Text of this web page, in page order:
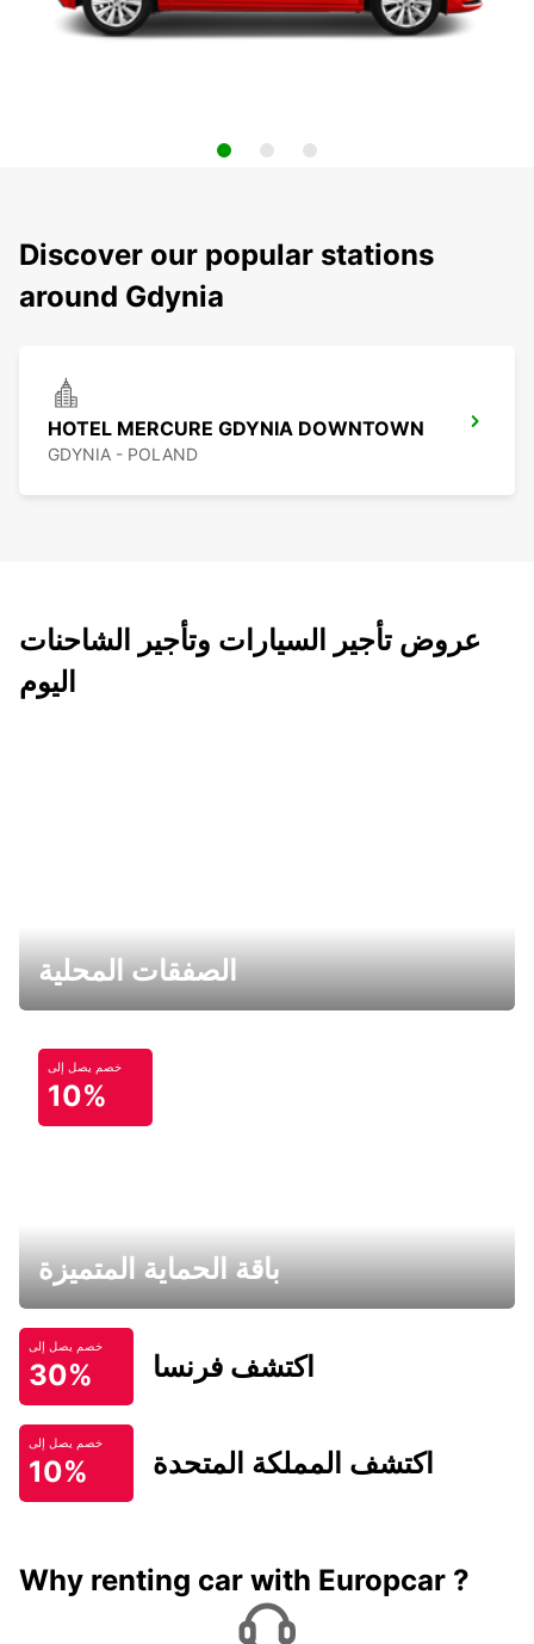
Discover our popular stations
around Gdynia
HOTEL MERCURE GDYNIA DOWNTOWN
GDYNIA - POLAND
عروض تأجير السيارات وتأجير الشاحنات
اليوم
الصفقات المحلية
خصم يصل إلى
10%
باقة الحماية المتميزة
خصم يصل إلى
30% اكتشف فرنسا
خصم يصل إلى
10% اكتشف المملكة المتحدة
Why renting car with Europcar ?